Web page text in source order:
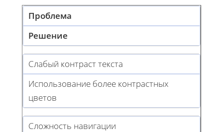
Проблема
Решение
Слабый контраст текста
Использование более контрастных
цветов
Сложность навигации